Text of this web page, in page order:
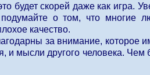
скорей даже как игра.
о том, что многие
качество.
за внимание, которое
и мысли другого человека.